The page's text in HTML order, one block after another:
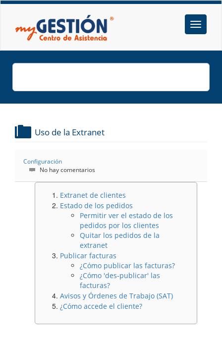
Uso de la Extranet
Configuración
No hay comentarios
Extranet de clientes
Estado de los pedidos
Permitir ver el estado de los
pedidos por los clientes
Quitar los pedidos de la
extranet
Publicar facturas
¿Cómo publicar las facturas?
¿Cómo 'des-publicar' las
facturas?
Avisos y Órdenes de Trabajo (SAT)
¿Cómo accede el cliente?